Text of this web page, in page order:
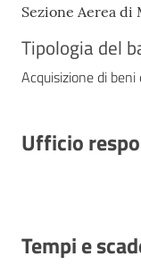
Sezione Aerea di
Tipologia del
Acquisizione di beni
Ufficio
Tempi e